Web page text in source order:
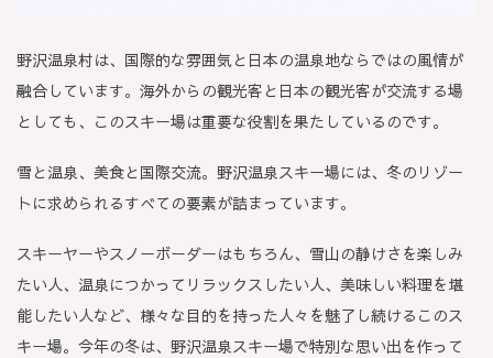
野沢温泉村は、国際的な雰囲気と日本の温泉地ならではの風情が
融合しています。海外からの観光客と日本の観光客が交流する場
としても、このスキー場は重要な役割を果たしているのです。
雪と温泉、美食と国際交流。野沢温泉スキー場には、冬のリゾー
トに求められるすべての要素が詰まっています。
スキーヤーやスノーボーダーはもちろん、雪山の静けさを楽しみ
たい人、温泉につかってリラックスしたい人、美味しい料理を堪
能したい人など、様々な目的を持った人々を魅了し続けるこのス
キー場。今年の冬は、野沢温泉スキー場で特別な思い出を作って